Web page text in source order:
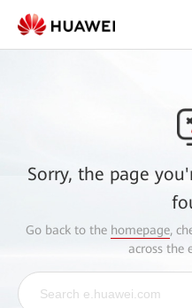
Sorry, the page
Go back to the homepage,
across the